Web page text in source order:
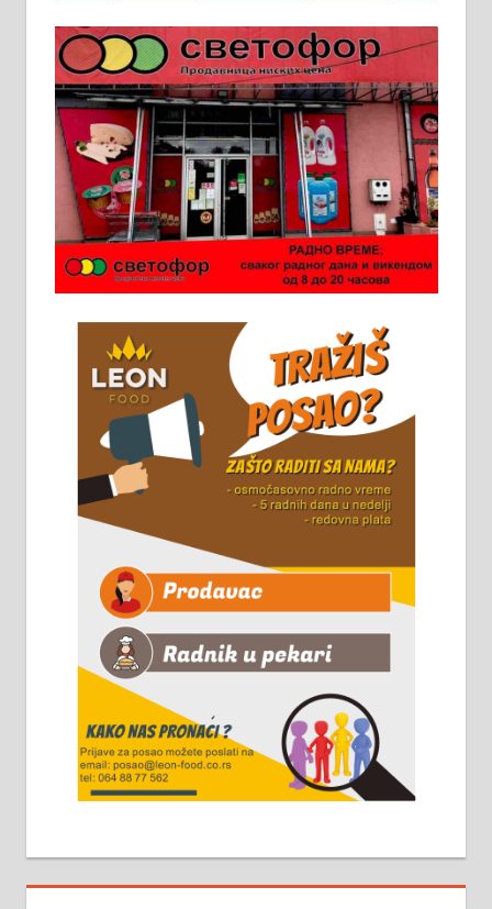
Пружам услуге завршних радова
у грађевини, хидроизолације и
молерских радова. 061/25-28-058
Ало таксију потребан возач са Б
категоријом. 064/02-85-511
Потребна два радника за рад на
стоваришту „Липа промет” у
информација доћи лично на
стовариште у улици Максима
Горког 26 сваког радног дана од
8 до 15 часова. 063/465-045
Чистим све врсте димњака.
061/32-13-445